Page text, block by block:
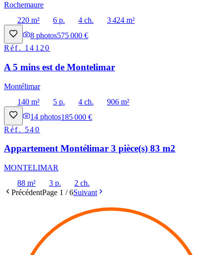
Rochemaure
220 m²
6 p. 4 ch.
3 424 m²
8 photos575 000 €
Réf. 14120
A 5 mins est de Montelimar
Montélimar
140 m²
5 p. 4 ch.
906 m²
14 photos185 000 €
Réf. 540
Appartement Montélimar 3 pièce(s) 83 m2
MONTELIMAR
88 m²
3 p.
2 ch.
PrécédentPage 1 /6Suivant